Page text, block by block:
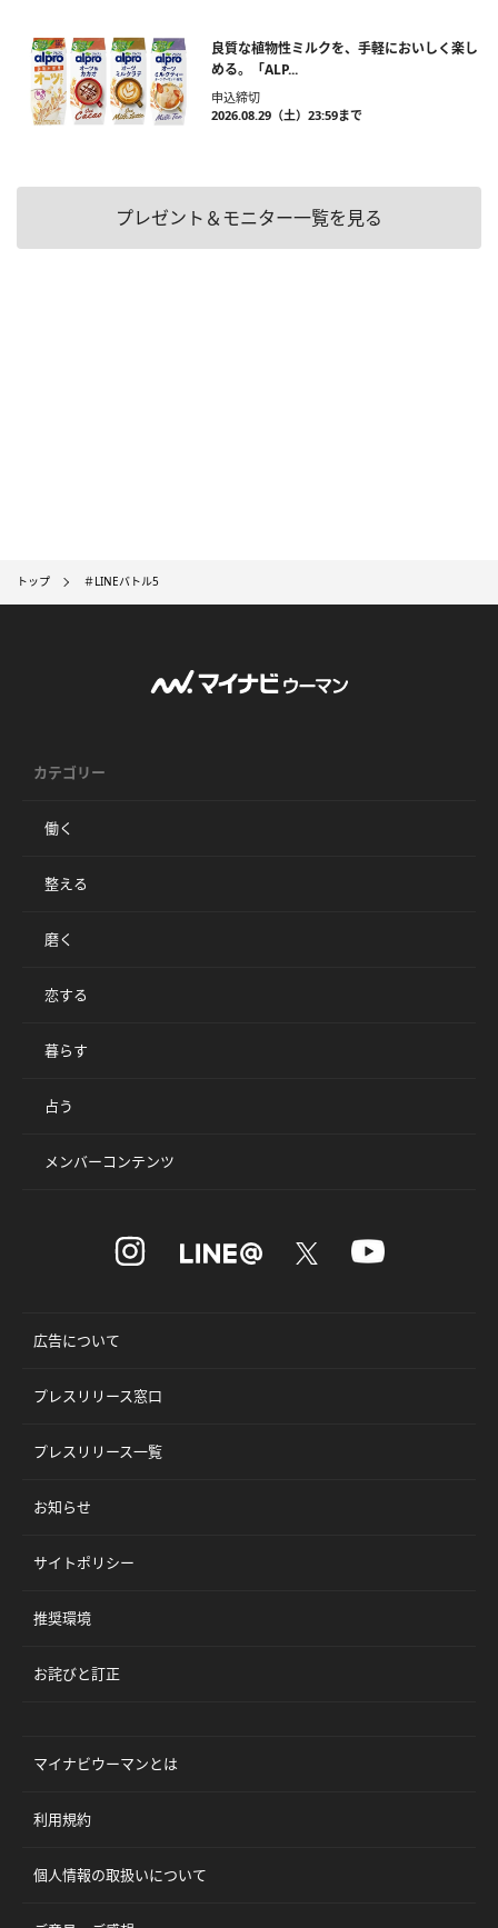
良質な植物性ミルクを、手軽においしく楽し
める。「ALP...
申込締切
2026.08.29（土）23:59まで
プレゼント＆モニター一覧を見る
トップ ＃LINEバトル5
カテゴリー
働く
整える
磨く
恋する
暮らす
占う
メンバーコンテンツ
広告について
プレスリリース窓口
プレスリリース一覧
お知らせ
サイトポリシー
推奨環境
お詫びと訂正
マイナビウーマンとは
利用規約
個人情報の取扱いについて